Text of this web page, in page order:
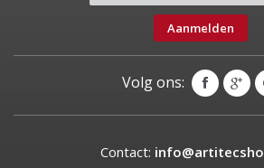
Aanmelden
Volg ons:
Contact: